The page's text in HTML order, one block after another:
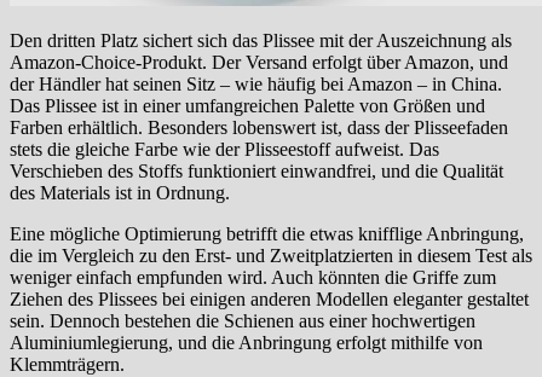
Den dritten Platz sichert sich das Plissee mit der Auszeichnung als
Amazon-Choice-Produkt. Der Versand erfolgt über Amazon, und
der Händler hat seinen Sitz – wie häufig bei Amazon – in China.
Das Plissee ist in einer umfangreichen Palette von Größen und
Farben erhältlich. Besonders lobenswert ist, dass der Plisseefaden
stets die gleiche Farbe wie der Plisseestoff aufweist. Das
Verschieben des Stoffs funktioniert einwandfrei, und die Qualität
des Materials ist in Ordnung.
Eine mögliche Optimierung betrifft die etwas knifflige Anbringung,
die im Vergleich zu den Erst- und Zweitplatzierten in diesem Test als
weniger einfach empfunden wird. Auch könnten die Griffe zum
Ziehen des Plissees bei einigen anderen Modellen eleganter gestaltet
sein. Dennoch bestehen die Schienen aus einer hochwertigen
Aluminiumlegierung, und die Anbringung erfolgt mithilfe von
Klemmträgern.